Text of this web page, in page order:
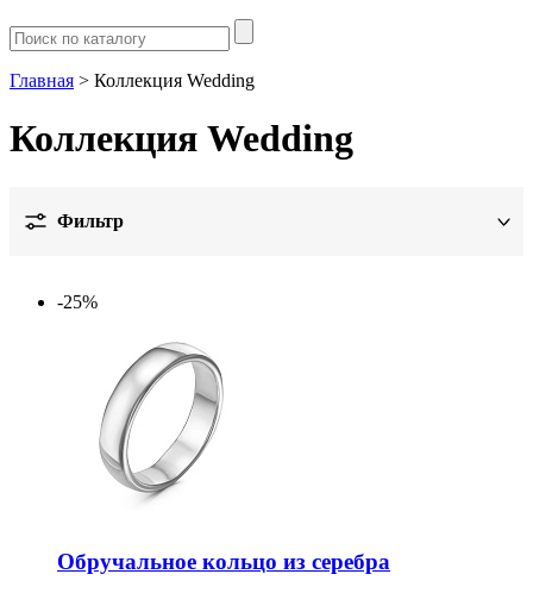
Главная > Коллекция Wedding
Коллекция Wedding
Фильтр
Обработка
Для кого
-25%
Обручальное кольцо из серебра